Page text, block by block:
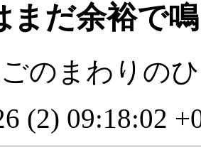
まだ余裕で
のまわりの
(2) 09:18:02